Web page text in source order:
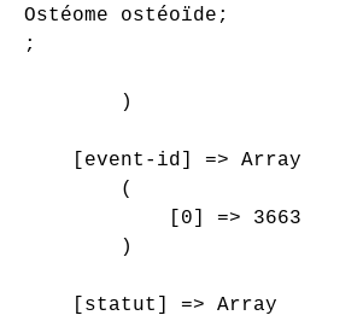
Ostéome ostéoïde;
;
        )
    [event-id] => Array
        (
            [0] => 3663
        )
    [statut] => Array